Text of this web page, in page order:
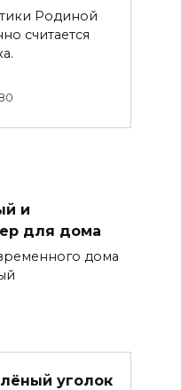
Родиной
считается
и
для дома
дома
уголок